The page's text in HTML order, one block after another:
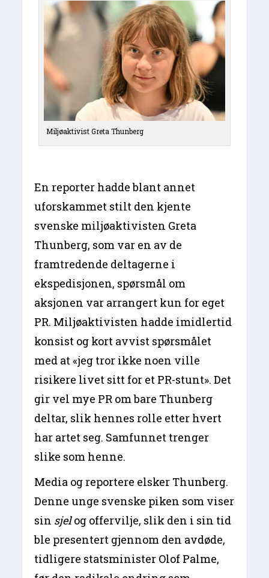
Miljøaktivist Greta Thunberg
En reporter hadde blant annet
uforskammet stilt den kjente
svenske miljøaktivisten Greta
Thunberg, som var en av de
framtredende deltagerne i
ekspedisjonen, spørsmål om
aksjonen var arrangert kun for eget
PR. Miljøaktivisten hadde imidlertid
konsist og kort avvist spørsmålet
med at «jeg tror ikke noen ville
risikere livet sitt for et PR-stunt». Det
gir vel mye PR om bare Thunberg
deltar, slik hennes rolle etter hvert
har artet seg. Samfunnet trenger
slike som henne.
Media og reportere elsker Thunberg.
Denne unge svenske piken som viser
sin sjelog offervilje, slik den i sin tid
ble presentert gjennom den avdøde,
tidligere statsminister Olof Palme,